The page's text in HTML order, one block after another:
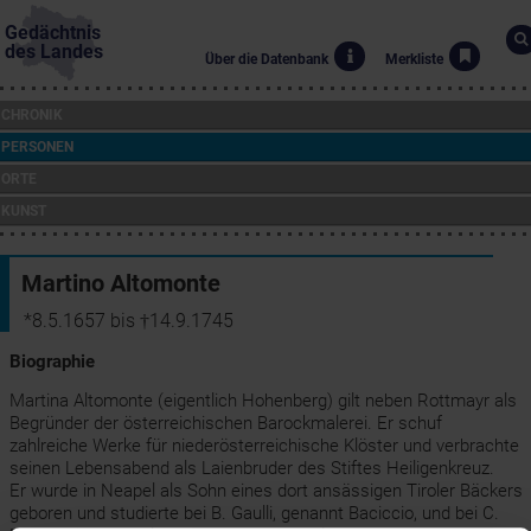
Gedächtnis
des Landes
Über die Datenbank Merkliste
PERSONEN
Martino Altomonte
*8.5.1657 bis †14.9.1745
Biographie
Martina Altomonte (eigentlich Hohenberg) gilt neben Rottmayr als
Begründer der österreichischen Barockmalerei. Er schuf
zahlreiche Werke für niederösterreichische Klöster und verbrachte
seinen Lebensabend als Laienbruder des Stiftes Heiligenkreuz.
Er wurde in Neapel als Sohn eines dort ansässigen Tiroler Bäckers
geboren und studierte bei B. Gaulli, genannt Baciccio, und bei C.